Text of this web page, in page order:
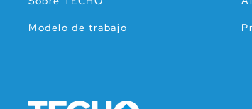
Modelo de trabajo